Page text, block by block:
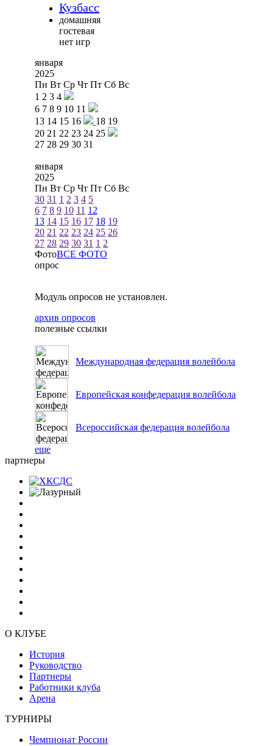
Кузбасс
домашняя
гостевая
нет игр
января
2025
Пн Вт Ср Чт Пт Сб Вс
1 2 3 4
6 7 8 9 10 11
13 14 15 16 18 19
20 21 22 23 24 25
27 28 29 30 31
января
2025
Пн Вт Ср Чт Пт Сб Вс
30 31 1 2 3 4 5
6 7 8 9 10 11 12
13 14 15 16 17 18 19
20 21 22 23 24 25 26
27 28 29 30 31 1 2
ФотоВСЕ ФОТО
опрос
Модуль опросов не установлен.
архив опросов
полезные ссылки
Международная федерация волейбола
Европейская конфедерация волейбола
Всероссийская федерация волейбола
еще
партнеры
О КЛУБЕ
История
Руководство
Партнеры
Работники клуба
Арена
ТУРНИРЫ
Чемпионат России